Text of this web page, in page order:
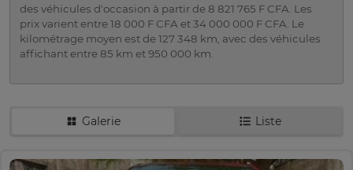
des véhicules d'occasion à partir de 8 821 765 F CFA. Les
prix varient entre 18 000 F CFA et 34 000 000 F CFA. Le
kilométrage moyen est de 127 348 km, avec des véhicules
affichant entre 85 km et 950 000 km.
Galerie Liste